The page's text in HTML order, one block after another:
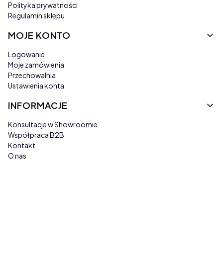
Polityka prywatności
Regulamin sklepu
MOJE KONTO
Logowanie
Moje zamówienia
Przechowalnia
Ustawienia konta
INFORMACJE
Konsultacje w Showroomie
Współpraca B2B
Kontakt
O nas